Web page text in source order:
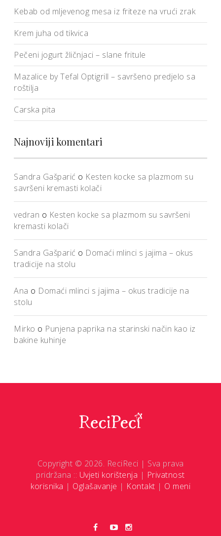
Kebab od mljevenog mesa iz friteze na vrući zrak
Krem juha od tikvica
Pečeni jogurt žličnjaci – slane fritule
Mazalice by Tefal Optigrill – savršeno predjelo sa
roštilja
Carska pita
Najnoviji komentari
Sandra Gašparić o Kesten kocke sa plazmom su
savršeni kremasti kolači
vedran o Kesten kocke sa plazmom su savršeni
kremasti kolači
Sandra Gašparić o Domaći mlinci s jajima – okus
tradicije na stolu
Ana o Domaći mlinci s jajima – okus tradicije na
stolu
Mirko o Punjena paprika na starinski način kao iz
bakine kuhinje
Copyright © 2026. ReciReci | Sva prava
pridržana :: Uvjeti korištenja | Privatnost
korisnika | Oglašavanje | Kontakt | O meni